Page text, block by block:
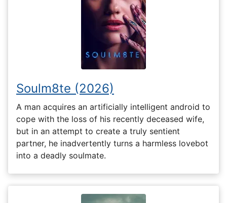
Soulm8te (2026)
A man acquires an artificially intelligent android to
cope with the loss of his recently deceased wife,
but in an attempt to create a truly sentient
partner, he inadvertently turns a harmless lovebot
into a deadly soulmate.